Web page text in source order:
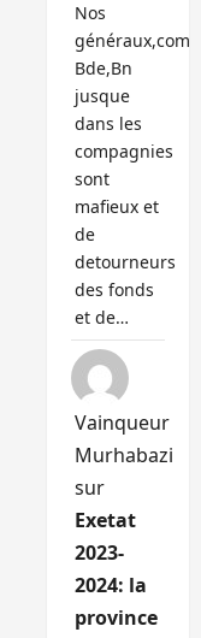
Nos
généraux,com
Bde,Bn
jusque
dans les
compagnies
sont
mafieux et
de
detourneurs
des fonds
et de…
Vainqueur
Murhabazi
sur
Exetat
2023-
2024: la
province